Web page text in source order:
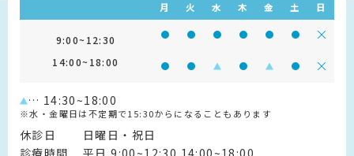
月 火 水 木 金 土 日
9:00~12:30 診療時間 9:00~12:30
診療時間 9:00~12:30
診療時間 9:00~12:30
診療時間 9:00~12:30
診療時間診療時
14:00~18:00 診療時間 14:00~18:00
診療時間 14:00~18:00
診療時間 14:00~18:00
診療時間診療時間診療時
… 14:30~18:00
※水・金曜日は不定期で15:30からになることもあります
休診日
日曜日・祝日